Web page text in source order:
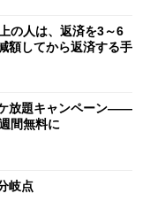
の人は、返済を3～6
額してから返済する手
ケ放題キャンペーン――
間無料に
岐点